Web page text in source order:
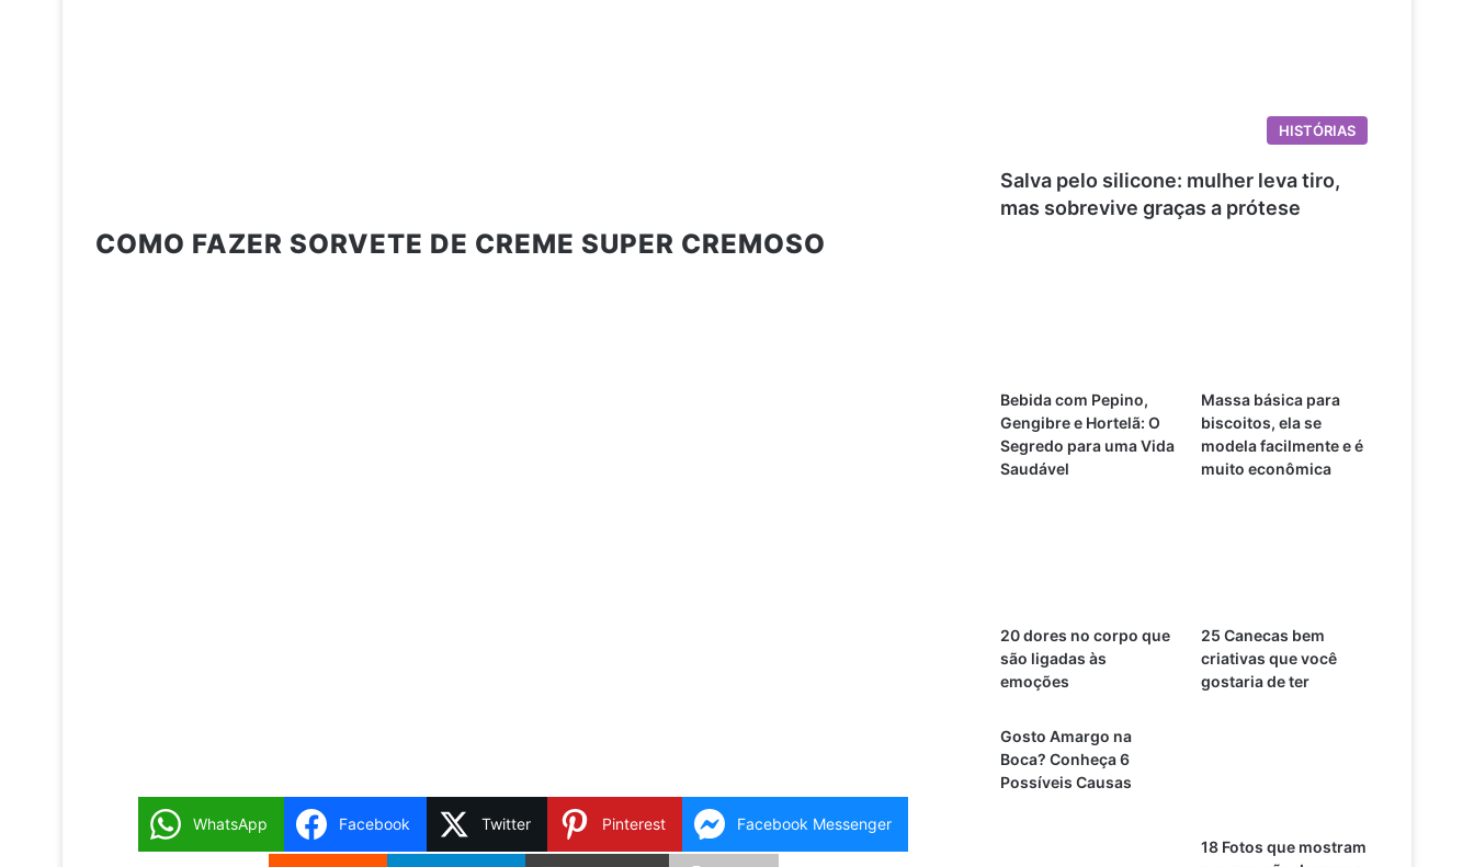
COMO FAZER SORVETE DE CREME SUPER CREMOSO
WhatsApp Facebook Twitter Pinterest Facebook Messenger
HISTÓRIAS
Salva pelo silicone: mulher leva tiro,
mas sobrevive graças a prótese
Bebida com Pepino,
Gengibre e Hortelã: O
Segredo para uma Vida
Saudável
Massa básica para
biscoitos, ela se
modela facilmente e é
muito econômica
20 dores no corpo que
são ligadas às
emoções
25 Canecas bem
criativas que você
gostaria de ter
Gosto Amargo na
Boca? Conheça 6
Possíveis Causas
18 Fotos que mostram